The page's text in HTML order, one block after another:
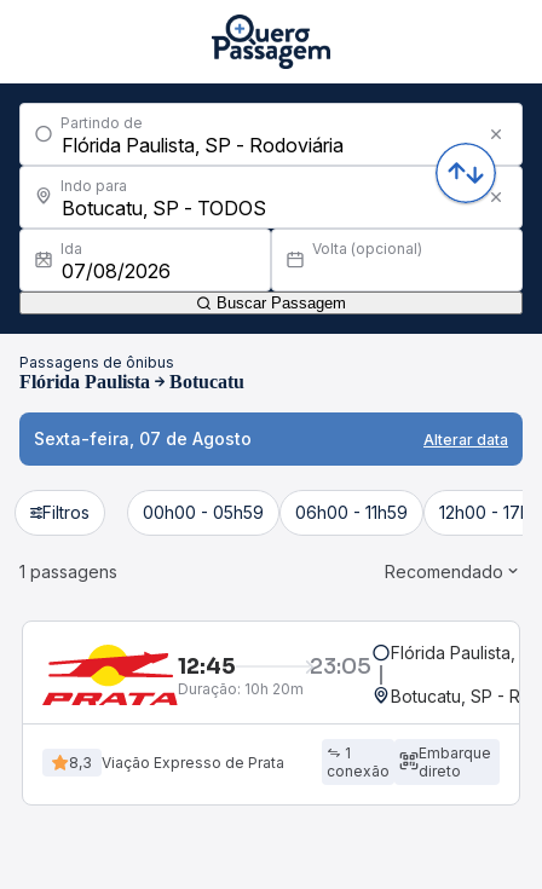
Partindo de
Indo para
Ida Volta (opcional)
Buscar Passagem
Passagens de ônibus
Flórida Paulista Botucatu
Sexta-feira, 07 de Agosto Alterar data
Filtros 00h00 - 05h59 06h00 - 11h59 12h00 -
1 passagens Recomendado
12:45 23:05
Duração: 10h 20m
Flórida Paulista,
Botucatu, SP -
8,3 Viação Expresso de Prata
1
conexão
Embarque
direto